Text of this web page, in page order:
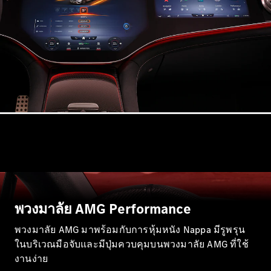
Roadster
ออกแบบ
รถยนต์
Mercedes-
Benz Online
MPV
ออกแบบ
พวงมาลัย AMG Performance
พวงมาลัย AMG มาพร้อมกับการหุ้มหนัง Nappa มีรูพรุน
ในบริเวณมือจับและมีปุ่มควบคุมบนพวงมาลัย AMG ที่ใช้
งานง่าย